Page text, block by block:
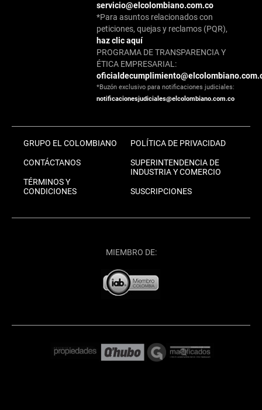
servicio@elcolombiano.com.co
*Para asuntos relacionados con
peticiones, quejas y reclamos (PQR),
haz clic aquí
PROGRAMA DE TRANSPARENCIA Y
ÉTICA EMPRESARIAL:
*Buzón exclusivo para notificaciones judiciales:
notificacionesjudiciales@elcolombiano.com.co
GRUPO EL COLOMBIANO
CONTÁCTANOS
TÉRMINOS Y
CONDICIONES
POLÍTICA DE PRIVACIDAD
SUPERINTENDENCIA DE
INDUSTRIA Y COMERCIO
SUSCRIPCIONES
MIEMBRO DE: